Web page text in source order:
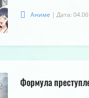
Аниме | Дата:
Формула